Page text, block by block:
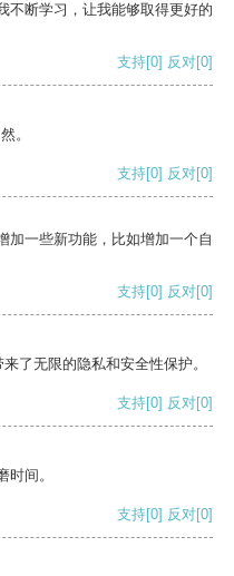
不断学习，让我能够取得更好的
支持[0] 反对[0]
。
支持[0] 反对[0]
加一些新功能，比如增加一个自
支持[0] 反对[0]
了无限的隐私和安全性保护。
支持[0] 反对[0]
间。
支持[0] 反对[0]